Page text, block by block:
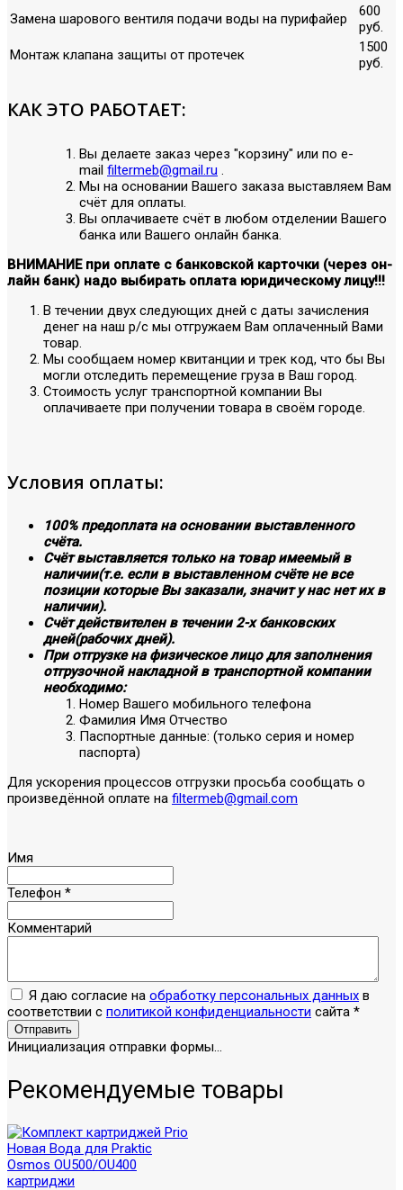
Замена шарового вентиля подачи воды на пурифайер
600
руб.
Монтаж клапана защиты от протечек
1500
руб.
КАК ЭТО РАБОТАЕТ:
Вы делаете заказ через "корзину" или по е-
mail filtermeb@gmail.ru .
Мы на основании Вашего заказа выставляем Вам
счёт для оплаты.
Вы оплачиваете счёт в любом отделении Вашего
банка или Вашего онлайн банка.
ВНИМАНИЕ при оплате с банковской карточки (через он-
лайн банк) надо выбирать оплата юридическому лицу!!!
В течении двух следующих дней с даты зачисления
денег на наш р/с мы отгружаем Вам оплаченный Вами
товар.
Мы сообщаем номер квитанции и трек код, что бы Вы
могли отследить перемещение груза в Ваш город.
Стоимость услуг транспортной компании Вы
оплачиваете при получении товара в своём городе.
Условия оплаты:
100% предоплата на основании выставленного
счёта.
Счёт выставляется только на товар имеемый в
наличии(т.е. если в выставленном счёте не все
позиции которые Вы заказали, значит у нас нет их в
наличии).
Счёт действителен в течении 2-х банковских
дней(рабочих дней).
При отгрузке на физическое лицо для заполнения
отгрузочной накладной в транспортной компании
необходимо:
Номер Вашего мобильного телефона
Фамилия Имя Отчество
Паспортные данные: (только серия и номер
паспорта)
Для ускорения процессов отгрузки просьба сообщать о
произведённой оплате на filtermeb@gmail.com
Имя
Телефон *
Комментарий
Я даю согласие на обработку персональных данных в
соответствии с политикой конфиденциальности сайта *
Отправить
Инициализация отправки формы...
Рекомендуемые товары